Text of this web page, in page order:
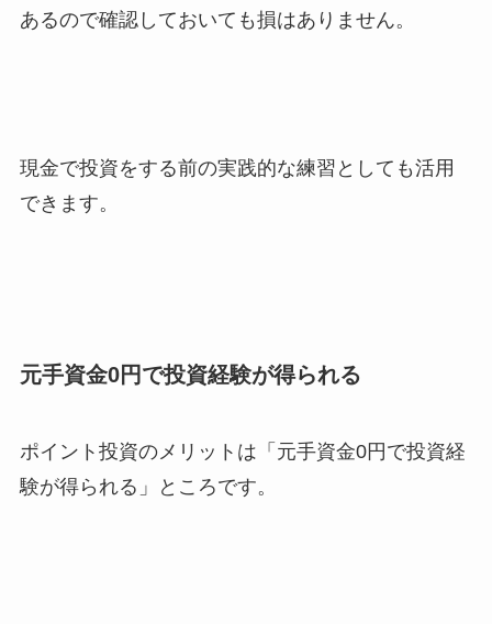
あるので確認しておいても損はありません。
現金で投資をする前の実践的な練習としても活用
できます。
元手資金0円で投資経験が得られる
ポイント投資のメリットは「元手資金0円で投資経
験が得られる」ところです。